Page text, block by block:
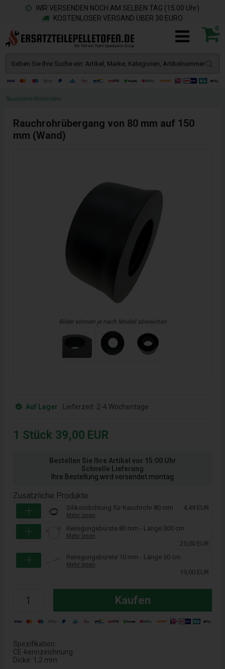
WIR VERSENDEN NOCH AM SELBEN TAG (15.00 Uhr)
KOSTENLOSER VERSAND ÜBER 30 EURO
0
Rauchrohre-Schornstein
Rauchrohrübergang von 80 mm auf 150
mm (Wand)
Bilder können je nach Modell abweichen
Lieferzeit: 2-4 Wochentage
Auf Lager
1 Stück 39,00 EUR
Bestellen Sie Ihre Artikel vor 15:00 Uhr
Schnelle Lieferung
Ihre Bestellung wird versendet montag
Zusätzliche Produkte:
Silikondichtung für Rauchrohr 80 mm
Mehr lesen
4,49 EUR
Reinigungsbürste 80 mm - Länge 300 cm
Mehr lesen
25,00 EUR
Reinigungsbürste 10 mm - Länge 50 cm
Mehr lesen
19,00 EUR
Kaufen
Spezifikation:
CE-kennzeichnung
Dicke: 1,2 mm